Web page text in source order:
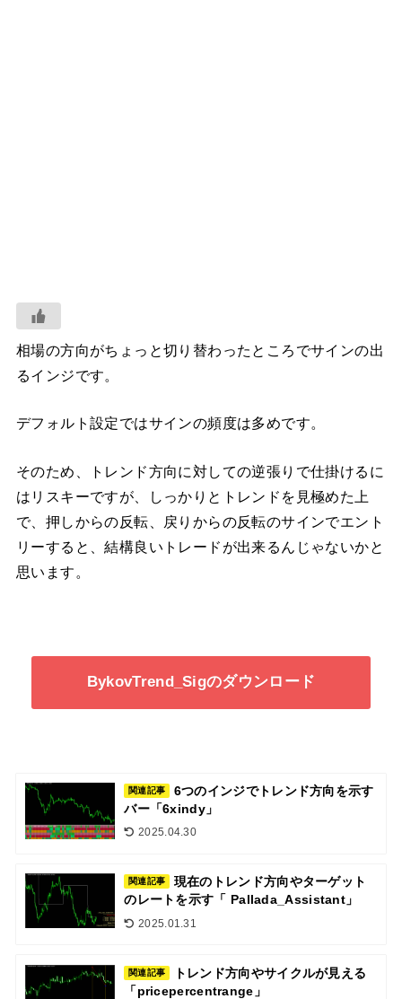
相場の方向がちょっと切り替わったところでサインの出
るインジです。
デフォルト設定ではサインの頻度は多めです。
そのため、トレンド方向に対しての逆張りで仕掛けるに
はリスキーですが、しっかりとトレンドを見極めた上
で、押しからの反転、戻りからの反転のサインでエント
リーすると、結構良いトレードが出来るんじゃないかと
思います。
BykovTrend_Sigのダウンロード
関連記事
6つのインジでトレンド方向を示す
バー「6xindy」
2025.04.30
関連記事
現在のトレンド方向やターゲット
のレートを示す「 Pallada_Assistant」
2025.01.31
関連記事
トレンド方向やサイクルが見える
「pricepercentrange」